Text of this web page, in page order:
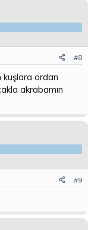
#8
ordan
akrabamın
#9